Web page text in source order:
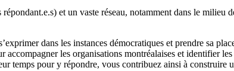
et un vaste réseau, notamment dans le milieu
dans les instances démocratiques et prendre sa
accompagner les organisations montréalaises et identifier
temps pour y répondre, vous contribuez ainsi à construire